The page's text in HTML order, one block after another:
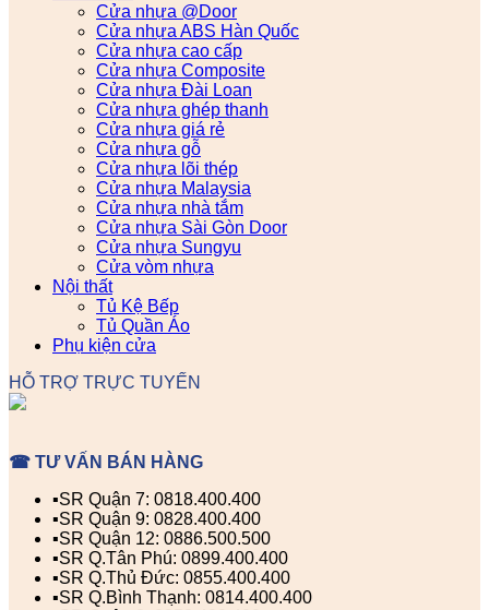
Cửa nhựa @Door
Cửa nhựa ABS Hàn Quốc
Cửa nhựa cao cấp
Cửa nhựa Composite
Cửa nhựa Đài Loan
Cửa nhựa ghép thanh
Cửa nhựa giá rẻ
Cửa nhựa gỗ
Cửa nhựa lõi thép
Cửa nhựa Malaysia
Cửa nhựa nhà tắm
Cửa nhựa Sài Gòn Door
Cửa nhựa Sungyu
Cửa vòm nhựa
Nội thất
Tủ Kệ Bếp
Tủ Quần Áo
Phụ kiện cửa
HỖ TRỢ TRỰC TUYẾN
☎ TƯ VẤN BÁN HÀNG
▪️SR Quận 7: 0818.400.400
▪️SR Quận 9: 0828.400.400
▪️SR Quận 12: 0886.500.500
▪️SR Q.Tân Phú: 0899.400.400
▪️SR Q.Thủ Đức: 0855.400.400
▪️SR Q.Bình Thạnh: 0814.400.400